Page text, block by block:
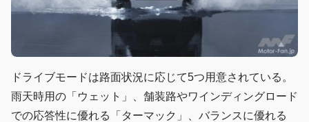
ドライブモードは路面状況に応じて5つ用意されている。
雨天時用の「ウェット」、舗装路やワインディングロード
での応答性に優れる「ターマック」、バランスに優れる